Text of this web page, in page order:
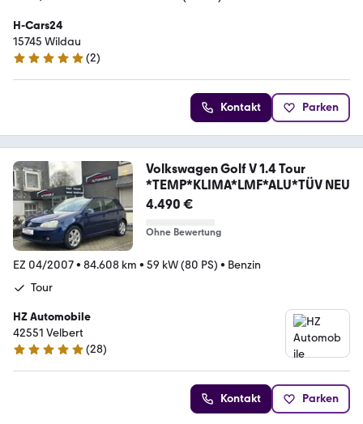
H-Cars24
15745 Wildau
5 Sterne
(2)
Kontakt Parken
Volkswagen Golf V 1.4 Tour
*TEMP*KLIMA*LMF*ALU*TÜV NEU
4.490 €
Ohne Bewertung
EZ 04/2007• 84.608 km • 59 kW (80 PS) • Benzin
Tour
HZ Automobile
42551 Velbert
5 Sterne
(28)
Kontakt Parken